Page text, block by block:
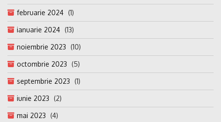
februarie 2024 (1)
ianuarie 2024 (13)
noiembrie 2023 (10)
octombrie 2023 (5)
septembrie 2023 (1)
iunie 2023 (2)
mai 2023 (4)